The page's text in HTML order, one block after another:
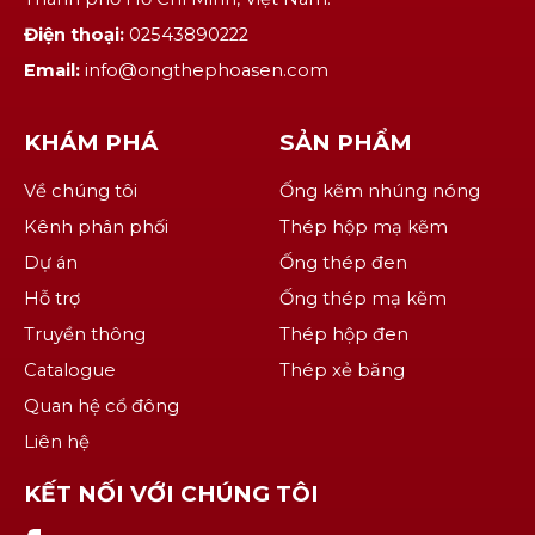
Điện thoại: 02543890222
Email: info@ongthephoasen.com
KHÁM PHÁ
Về chúng tôi
Kênh phân phối
Dự án
Hỗ trợ
Truyền thông
Catalogue
Quan hệ cổ đông
Liên hệ
SẢN PHẨM
Ống kẽm nhúng nóng
Thép hộp mạ kẽm
Ống thép đen
Ống thép mạ kẽm
Thép hộp đen
Thép xẻ băng
KẾT NỐI VỚI CHÚNG TÔI